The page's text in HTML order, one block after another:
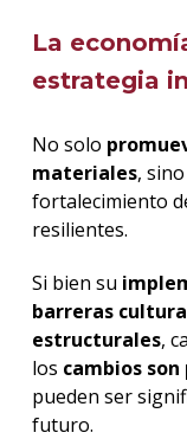
La
estrategia
No solo
materiales,
fortalecimiento
resilientes.
Si bien su
barreras
estructurales,
los cambios son
pueden ser
futuro.